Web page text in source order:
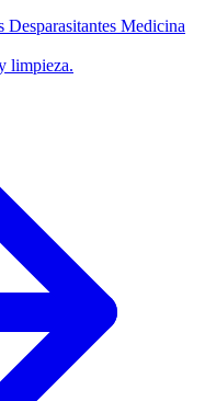
Desparasitantes Medicina
limpieza.